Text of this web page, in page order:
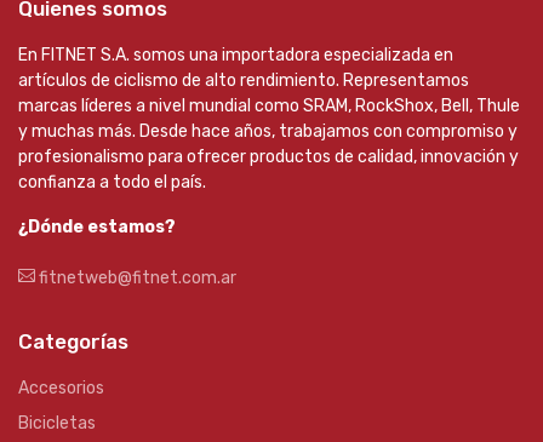
Quienes somos
En FITNET S.A. somos una importadora especializada en
artículos de ciclismo de alto rendimiento. Representamos
marcas líderes a nivel mundial como SRAM, RockShox, Bell, Thule
y muchas más. Desde hace años, trabajamos con compromiso y
profesionalismo para ofrecer productos de calidad, innovación y
confianza a todo el país.
¿Dónde estamos?
fitnetweb@fitnet.com.ar
Categorías
Accesorios
Bicicletas